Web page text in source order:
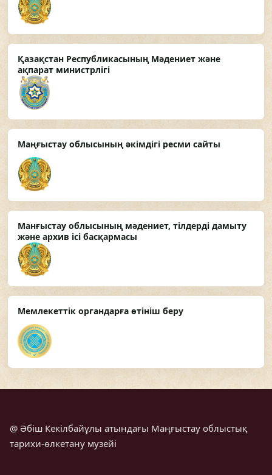
Қазақстан Республикасының Мәдениет және
ақпарат министрлігі
Маңғыстау облысының әкімдігі ресми сайты
Манғыстау облысының мәдениет, тілдерді дамыту
және архив ісі басқармасы
Мемлекеттік органдарға өтініш беру
@ Əбіш Кекілбайұлы атындағы Маңғыстау облыстық
тарихи-өлкетану музейі